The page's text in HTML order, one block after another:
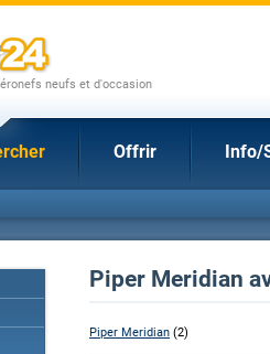
neufs et d'occasion
Offrir Info/
Piper Meridian
Piper Meridian (2)